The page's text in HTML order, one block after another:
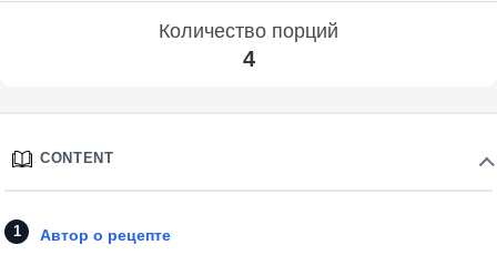
Количество порций
4
CONTENT
Автор о рецепте